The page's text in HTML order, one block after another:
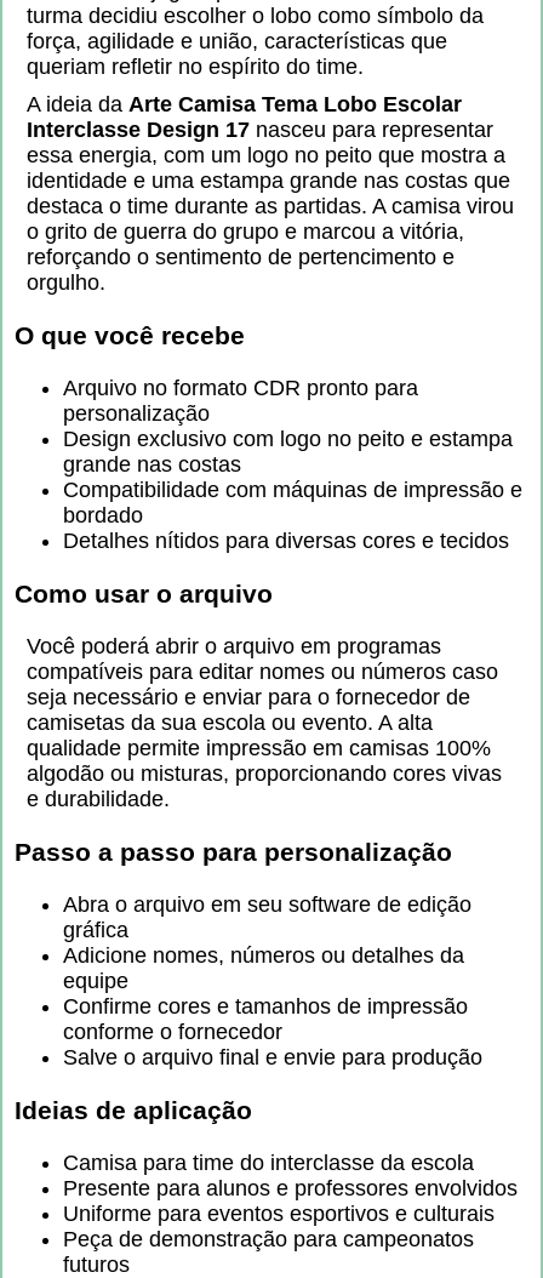
turma decidiu escolher o lobo como símbolo da
força, agilidade e união, características que
queriam refletir no espírito do time.
A ideia da Arte Camisa Tema Lobo Escolar
Interclasse Design 17 nasceu para representar
essa energia, com um logo no peito que mostra a
identidade e uma estampa grande nas costas que
destaca o time durante as partidas. A camisa virou
o grito de guerra do grupo e marcou a vitória,
reforçando o sentimento de pertencimento e
orgulho.
O que você recebe
Arquivo no formato CDR pronto para
personalização
Design exclusivo com logo no peito e estampa
grande nas costas
Compatibilidade com máquinas de impressão e
bordado
Detalhes nítidos para diversas cores e tecidos
Como usar o arquivo
Você poderá abrir o arquivo em programas
compatíveis para editar nomes ou números caso
seja necessário e enviar para o fornecedor de
camisetas da sua escola ou evento. A alta
qualidade permite impressão em camisas 100%
algodão ou misturas, proporcionando cores vivas
e durabilidade.
Passo a passo para personalização
Abra o arquivo em seu software de edição
gráfica
Adicione nomes, números ou detalhes da
equipe
Confirme cores e tamanhos de impressão
conforme o fornecedor
Salve o arquivo final e envie para produção
Ideias de aplicação
Camisa para time do interclasse da escola
Presente para alunos e professores envolvidos
Uniforme para eventos esportivos e culturais
Peça de demonstração para campeonatos
futuros